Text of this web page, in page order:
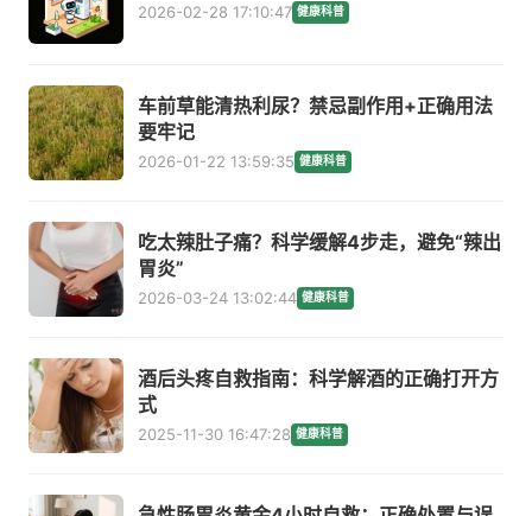
2026-02-28 17:10:47 健康科普
车前草能清热利尿？禁忌副作用+正确用法
要牢记
2026-01-22 13:59:35 健康科普
吃太辣肚子痛？科学缓解4步走，避免“辣出
胃炎”
2026-03-24 13:02:44 健康科普
酒后头疼自救指南：科学解酒的正确打开方
式
2025-11-30 16:47:28 健康科普